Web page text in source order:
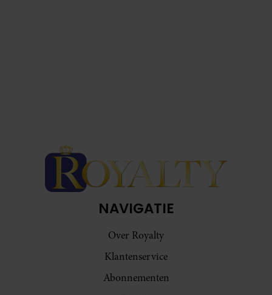
NAVIGATIE
Over Royalty
Klantenservice
Abonnementen